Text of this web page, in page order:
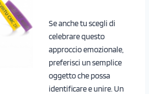
Se anche tu scegli di
celebrare questo
approccio emozionale,
preferisci un semplice
oggetto che possa
identificare e unire. Un